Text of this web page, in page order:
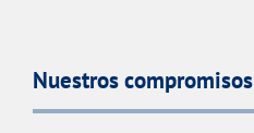
Nuestros compromisos